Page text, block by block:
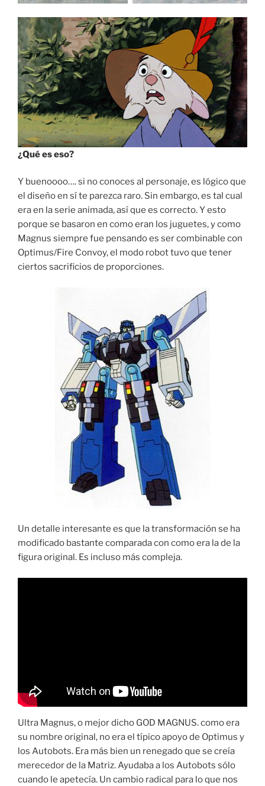
¿Qué es eso?
Y buenoooo…. si no conoces al personaje, es lógico que
el diseño en sí te parezca raro. Sin embargo, es tal cual
era en la serie animada, así que es correcto. Y esto
porque se basaron en como eran los juguetes, y como
Magnus siempre fue pensando es ser combinable con
Optimus/Fire Convoy, el modo robot tuvo que tener
ciertos sacrificios de proporciones.
Un detalle interesante es que la transformación se ha
modificado bastante comparada con como era la de la
figura original. Es incluso más compleja.
Ultra Magnus, o mejor dicho GOD MAGNUS. como era
su nombre original, no era el típico apoyo de Optimus y
los Autobots. Era más bien un renegado que se creía
merecedor de la Matriz. Ayudaba a los Autobots sólo
cuando le apetecía. Un cambio radical para lo que nos